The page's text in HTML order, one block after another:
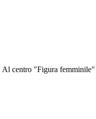
centro "Figura